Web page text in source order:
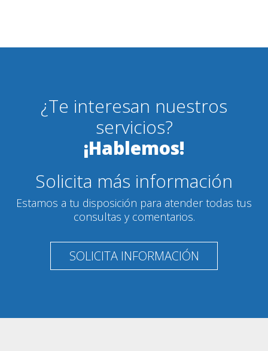
¿Te interesan nuestros
servicios?
¡Hablemos!
Solicita más información
Estamos a tu disposición para atender todas tus
consultas y comentarios.
SOLICITA INFORMACIÓN